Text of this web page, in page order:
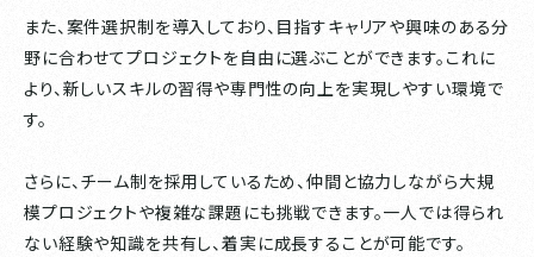
また、案件選択制を導入しており、目指すキャリアや興味のある分
野に合わせてプロジェクトを自由に選ぶことができます。これに
より、新しいスキルの習得や専門性の向上を実現しやすい環境で
す。
さらに、チーム制を採用しているため、仲間と協力しながら大規
模プロジェクトや複雑な課題にも挑戦できます。一人では得られ
ない経験や知識を共有し、着実に成長することが可能です。